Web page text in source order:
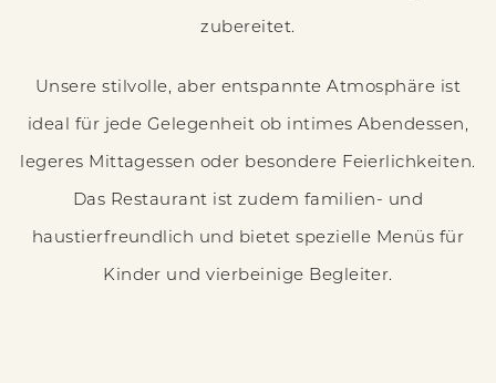
zubereitet.
Unsere stilvolle, aber entspannte Atmosphäre ist
ideal für jede Gelegenheit ob intimes Abendessen,
legeres Mittagessen oder besondere Feierlichkeiten.
Das Restaurant ist zudem familien- und
haustierfreundlich und bietet spezielle Menüs für
Kinder und vierbeinige Begleiter.